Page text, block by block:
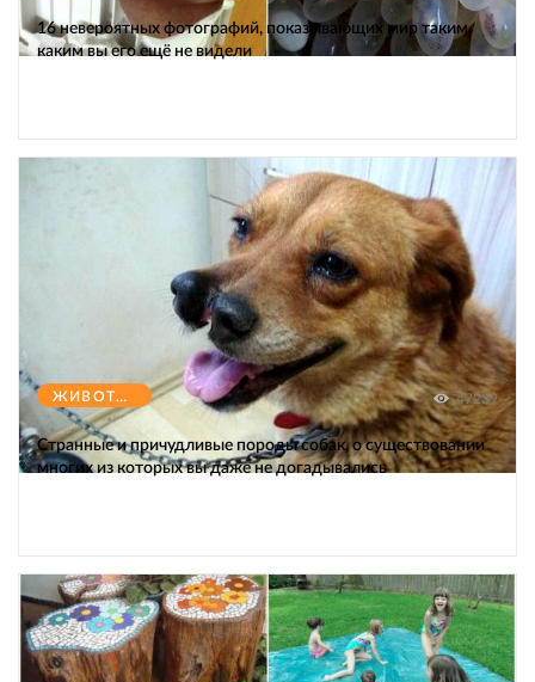
16 невероятных фотографий, показывающих мир таким,
каким вы его ещё не видели
ЖИВОТНЫЕ 47239
Странные и причудливые породы собак, о существовании
многих из которых вы даже не догадывались